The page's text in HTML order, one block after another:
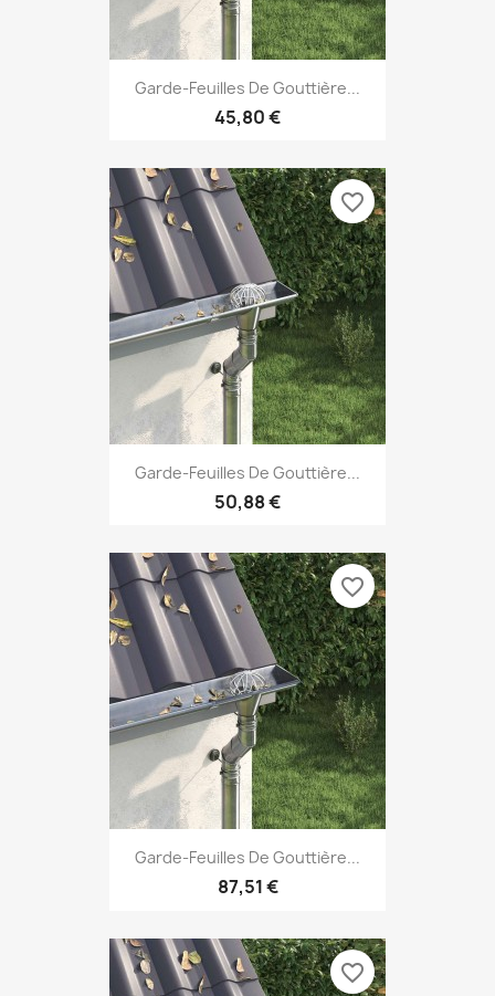
Garde-Feuilles De Gouttière...
45,80 €
Garde-Feuilles De Gouttière...
50,88 €
favorite_border
Garde-Feuilles De Gouttière...
87,51 €
favorite_border
favorite_border